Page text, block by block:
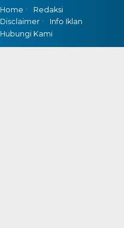
Home
Redaksi
Disclaimer
Info Iklan
Hubungi Kami